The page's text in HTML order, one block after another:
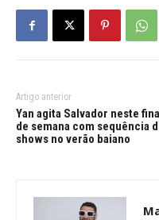
Artigo anterior
Yan agita Salvador neste final
de semana com sequência
shows no verão baiano